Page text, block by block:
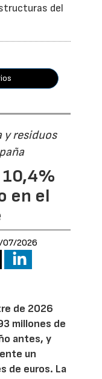
del
y residuos
en el
07/2026
de 2026
millones de
antes, y
un
de euros. La